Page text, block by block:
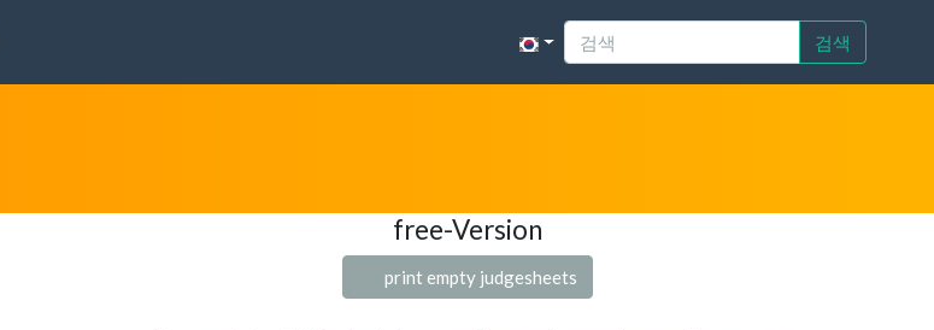
검색
free-Version
print empty judgesheets